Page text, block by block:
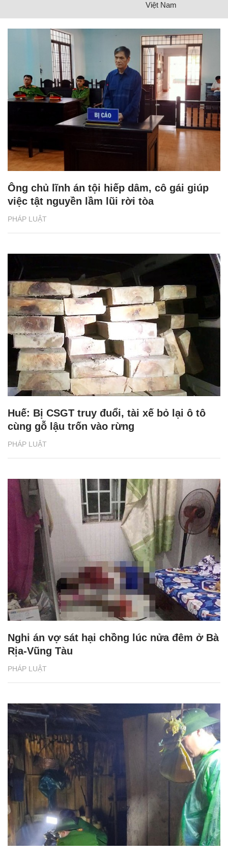
Việt Nam
PHÁP LUẬT
Ông chủ lĩnh án tội hiếp dâm, cô gái giúp
việc tật nguyền lầm lũi rời tòa
PHÁP LUẬT
Huế: Bị CSGT truy đuổi, tài xế bỏ lại ô tô
cùng gỗ lậu trốn vào rừng
PHÁP LUẬT
Nghi án vợ sát hại chồng lúc nửa đêm ở Bà
Rịa-Vũng Tàu